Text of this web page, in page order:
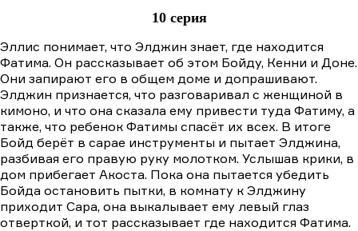
10 серия
Эллис понимает, что Элджин знает, где находится
Фатима. Он рассказывает об этом Бойду, Кенни и Доне.
Они запирают его в общем доме и допрашивают.
Элджин признается, что разговаривал с женщиной в
кимоно, и что она сказала ему привести туда Фатиму, а
также, что ребенок Фатимы спасёт их всех. В итоге
Бойд берёт в сарае инструменты и пытает Элджина,
разбивая его правую руку молотком. Услышав крики, в
дом прибегает Акоста. Пока она пытается убедить
Бойда остановить пытки, в комнату к Элджину
приходит Сара, она выкалывает ему левый глаз
отверткой, и тот рассказывает где находится Фатима.